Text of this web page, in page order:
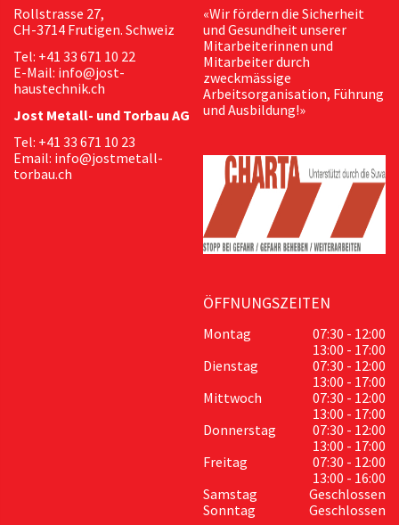
Rollstrasse 27,
CH-3714 Frutigen. Schweiz
Tel: +41 33 671 10 22
E-Mail: info@jost-
haustechnik.ch
Jost Metall- und Torbau AG
Tel: +41 33 671 10 23
Email: info@jostmetall-
torbau.ch
«Wir fördern die Sicherheit
und Gesundheit unserer
Mitarbeiterinnen und
Mitarbeiter durch
zweckmässige
Arbeitsorganisation, Führung
und Ausbildung!»
ÖFFNUNGSZEITEN
Montag
07:30 - 12:00
13:00 - 17:00
Dienstag
07:30 - 12:00
13:00 - 17:00
Mittwoch
07:30 - 12:00
13:00 - 17:00
Donnerstag
07:30 - 12:00
13:00 - 17:00
Freitag
07:30 - 12:00
13:00 - 16:00
Samstag
Geschlossen
Sonntag
Geschlossen